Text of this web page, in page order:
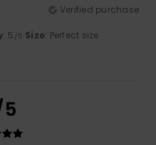
Verified purchase
: 5 /5 Size: Perfect size